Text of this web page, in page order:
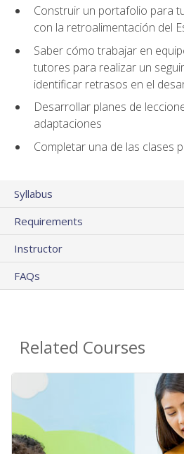
Construir un portafolio para
con la retroalimentación del
Saber cómo trabajar en
tutores para realizar un
identificar retrasos en el
Desarrollar planes de
adaptaciones
Completar una de las clases
Syllabus
Requirements
Instructor
FAQs
Related Courses